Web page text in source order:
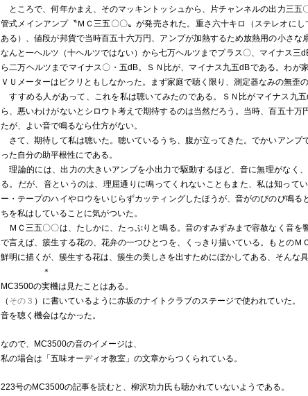
ところで、何年かまえ、そのマッキントッシュから、片チャンネルの出力三五
管式メインアンプ〝ＭＣ三五〇〇〟が発売された。重さ六十キロ（ステレオに
ある）、値段が邦貨で当時百五十六万円、アンプが加熱するため放熱用の小さな
なんと一ヘルツ（十ヘルツではない）から七万ヘルツまでプラス〇、マイナス三
ら二万ヘルツまでマイナス〇・五dB。ＳＮ比が、マイナス九五dBである。わが
ＶＵメーターはピクリともしなかった。まず家庭で聴く限り、測定器なみの無歪
すすめる人があって、これを私は聴いてみたのである。ＳＮ比がマイナス九
ら、悪いわけがないとシロウト考えで期待するのは当然だろう。当時、百五十万
たが、よい音で鳴るなら仕方がない。
さて、期待して私は聴いた。聴いているうち、腹が立ってきた。でかいアンプ
った自分の助平根性にである。
理論的には、出力の大きいアンプを小出力で駆動するほど、音に無理がなく
る。だが、音というのは、理屈通りに鳴ってくれないこともまた、私は知って
ー・テープのハイやロウをいじらずカッティングしたほうが、音がのびのび鳴る
ちを私はしていることに気がついた。
ＭＣ三五〇〇は、たしかに、たっぷりと鳴る。音のすみずみまで容赦なく音を
で言えば、簇生する花の、花弁の一つひとつを、くっきり描いている。もとのＭ
鮮明に描くが、簇生する花は、簇生の美しさを出すためにぼかしてある、そんな具
＊
MC3500の実機は見たことはある。
（ その３ ）に書いているように赤坂のナイトクラブのステージで使われていた。
音を聴く機会はなかった。
なので、MC3500の音のイメージは、
私の場合は「五味オーディオ教室」の文章からつくられている。
223号のMC3500の記事を読むと、柳沢功力氏も聴かれていないようである。